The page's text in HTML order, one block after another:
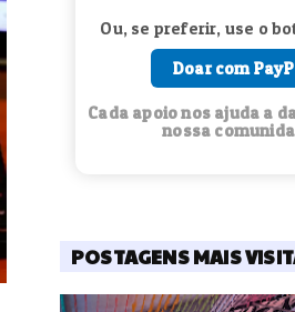
Ou, se preferir, use o
Doar com
Cada apoio nos ajuda a
nossa
POSTAGENS MAIS